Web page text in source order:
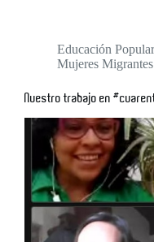
Educación Popular
Mujeres Migrantes
Nuestro trabajo en